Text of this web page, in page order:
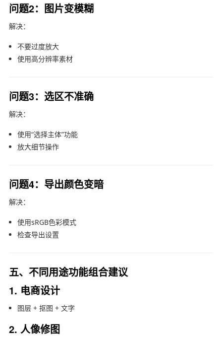
问题2：图片变模糊
解决：
不要过度放大
使用高分辨率素材
问题3：选区不准确
解决：
使用“选择主体”功能
放大细节操作
问题4：导出颜色变暗
解决：
使用sRGB色彩模式
检查导出设置
五、不同用途功能组合建议
1. 电商设计
图层 + 抠图 + 文字
2. 人像修图